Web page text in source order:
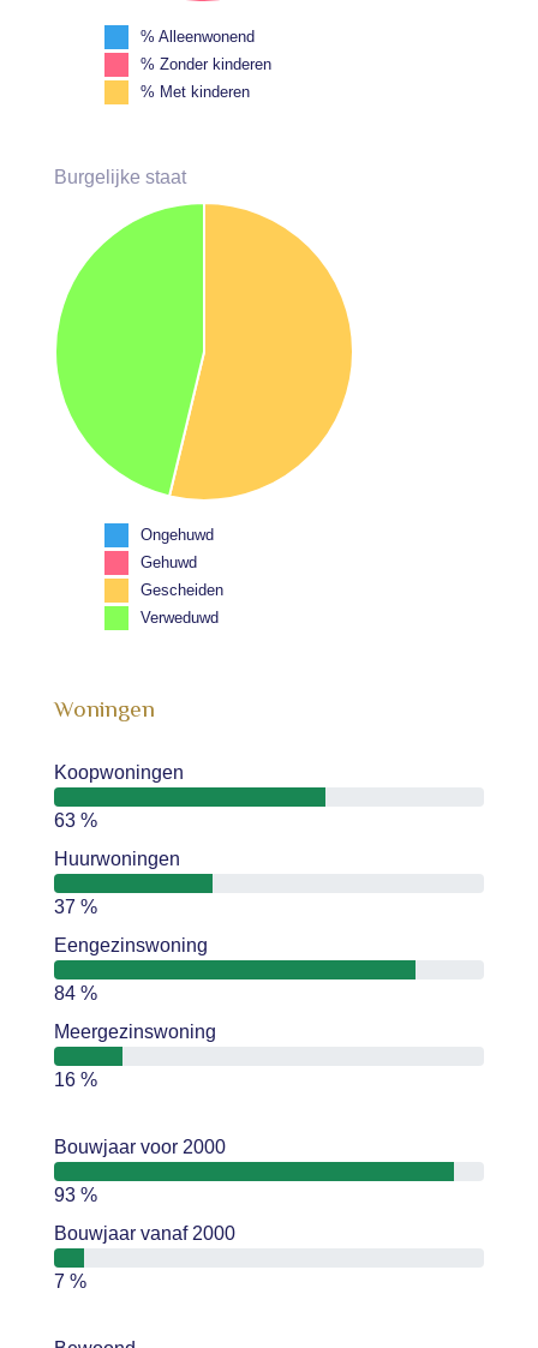
% Alleenwonend
% Zonder kinderen
% Met kinderen
Burgelijke staat
Ongehuwd
Gehuwd
Gescheiden
Verweduwd
Woningen
Koopwoningen
63 %
Huurwoningen
37 %
Eengezinswoning
84 %
Meergezinswoning
16 %
Bouwjaar voor 2000
93 %
Bouwjaar vanaf 2000
7 %